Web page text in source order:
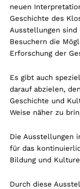
neuen
Geschichte des
Ausstellungen
Besuchern die
Erforschung der
Es gibt auch
darauf abzielen,
Geschichte und
Weise näher zu
Die Ausstellungen
für das
Bildung und
Durch diese